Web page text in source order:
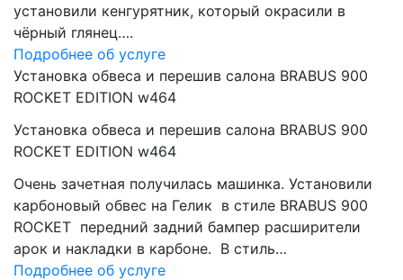
установили кенгурятник, который окрасили в
чёрный глянец….
Подробнее об услуге
Установка обвеса и перешив салона BRABUS 900
ROCKET EDITION w464
Установка обвеса и перешив салона BRABUS 900
ROCKET EDITION w464
Очень зачетная получилась машинка. Установили
карбоновый обвес на Гелик в стиле BRABUS 900
ROCKET передний задний бампер расширители
арок и накладки в карбоне. В стиль…
Подробнее об услуге